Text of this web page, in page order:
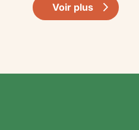
Voir plus